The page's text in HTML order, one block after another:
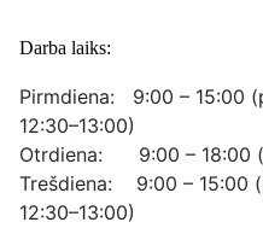
Darba laiks:
Pirmdiena: 9:00 – 15:00
12:30–13:00)
Otrdiena: 9:00 – 18:00
Trešdiena: 9:00 – 15:00
12:30–13:00)